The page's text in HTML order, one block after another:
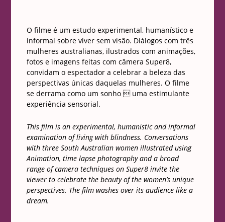
O filme é um estudo experimental, humanístico e
informal sobre viver sem visão. Diálogos com três
mulheres australianas, ilustrados com animações,
fotos e imagens feitas com câmera Super8,
convidam o espectador a celebrar a beleza das
perspectivas únicas daquelas mulheres. O filme
se derrama como um sonho  uma estimulante
experiência sensorial.
This film is an experimental, humanistic and informal
examination of living with blindness. Conversations
with three South Australian women illustrated using
Animation, time lapse photography and a broad
range of camera techniques on Super8 invite the
viewer to celebrate the beauty of the women’s unique
perspectives. The film washes over its audience like a
dream.